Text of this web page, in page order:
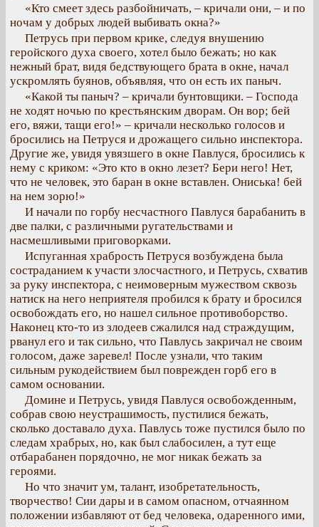
«Кто смеет здесь разбойничать, – кричали они, – и по
ночам у добрых людей выбивать окна?»
Петрусь при первом крике, следуя внушению
геройского духа своего, хотел было бежать; но как
нежный брат, видя бедствующего брата в окне, начал
ускромлять буянов, объявляя, что он есть их паныч.
«Какой ты паныч? – кричали бунтовщики. – Господа
не ходят ночью по крестьянским дворам. Он вор; бей
его, вяжи, тащи его!» – кричали несколько голосов и
бросились на Петруся и дрожащего сильно инспектора.
Другие же, увидя увязшего в окне Павлуся, бросились к
нему с криком: «Это кто в окно лезет? Бери него! Нет,
что не человек, это баран в окне вставлен. Ониська! бей
на нем зорю!»
И начали по горбу несчастного Павлуся барабанить в
две палки, с различными ругательствами и
насмешливыми приговорками.
Испуганная храбрость Петруся возбуждена была
состраданием к участи злосчастного, и Петрусь, схватив
за руку инспектора, с неимоверным мужеством сквозь
натиск на него неприятеля пробился к брату и бросился
освобождать его, но нашел сильное противоборство.
Наконец кто-то из злодеев сжалился над страждущим,
рванул его и так сильно, что Павлусь закричал не своим
голосом, даже заревел! После узнали, что таким
сильным рукодействием был поврежден горб его в
самом основании.
Домине и Петрусь, увидя Павлуся освобожденным,
собрав свою неустрашимость, пустилися бежать,
сколько доставало духа. Павлусь тоже пустился было по
следам храбрых, но, как был слабосилен, а тут еще
отбарабанен порядочно, не мог никак бежать за
героями.
Но что значит ум, талант, изобретательность,
творчество! Сии дары и в самом опасном, отчаянном
положении избавляют от бед человека, одаренного ими,